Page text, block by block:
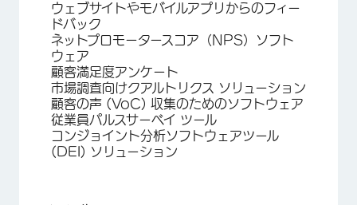
ウェブサイトやモバイルアプリからのフィー
ドバック
ネットプロモータースコア（NPS）ソフト
ウェア
顧客満足度アンケート
市場調査向けクアルトリクス ソリューション
顧客の声 (VoC) 収集のためのソフトウェア
従業員パルスサーベイ ツール
コンジョイント分析ソフトウェアツール
(DEI) ソリューション